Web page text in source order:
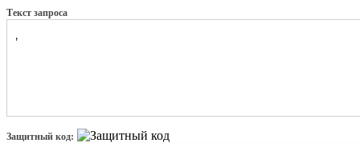
Текст запроса
Защитный код: